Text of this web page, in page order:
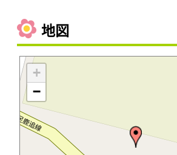
地図
+
−